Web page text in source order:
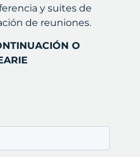
y suites de
de reuniones.
O